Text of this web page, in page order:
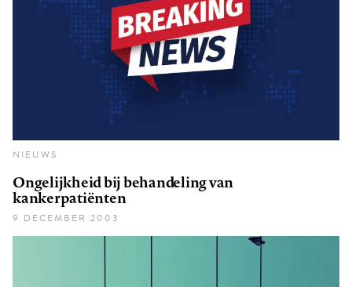
NIEUWS
Ongelijkheid bij behandeling van
kankerpatiënten
9 DECEMBER 2003